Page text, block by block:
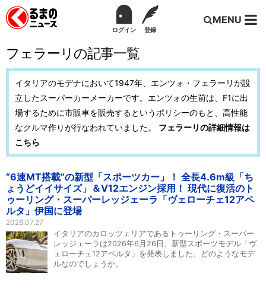
ログイン 登録
MENU
フェラーリの記事一覧
イタリアのモデナにおいて1947年、エンツォ・フェラーリが設
立したスーパーカーメーカーです。エンツォの生前は、F1に出
場するために市販車を販売するというポリシーのもと、高性能
なクルマ作りが行なわれていました。 フェラーリの詳細情報は
こちら
“6速MT搭載”の新型「スポーツカー」！ 全長4.6m級「ち
ょうどイイサイズ」＆V12エンジン採用！ 現代に復活のト
ゥーリング・スーパーレッジェーラ「ヴェローチェ12アペ
ルタ」伊国に登場
2026.07.27
イタリアのカロッツェリアであるトゥーリング・スーパー
レッジェーラは2026年6月26日、新型スポーツモデル「ヴ
ェローチェ12アペルタ」を発表しました。どのようなモデ
ルなのでしょうか。